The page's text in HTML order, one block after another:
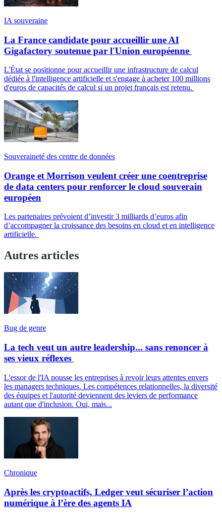
IA souveraine
La France candidate pour accueillir une AI
Gigafactory soutenue par l'Union européenne
L'État se positionne pour accueillir une infrastructure de calcul
dédiée à l'intelligence artificielle et s'engage à acheter 100 millions
d'euros de capacités de calcul si un projet français est retenu.
Souveraineté des centre de données
Orange et Morrison veulent créer une coentreprise
de data centers pour renforcer le cloud souverain
européen
Les partenaires prévoient d’investir 3 milliards d’euros afin
d’accompagner la croissance des besoins en cloud et en intelligence
artificielle.
Autres articles
Bug de genre
La tech veut un autre leadership... sans renoncer à
ses vieux réflexes
L'essor de l'IA pousse les entreprises à revoir leurs attentes envers
les managers techniques. Les compétences relationnelles, la diversité
des équipes et l'autorité deviennent des leviers de performance
autant que d'inclusion. Oui, mais...
Chronique
Après les cryptoactifs, Ledger veut sécuriser l’action
numérique à l’ère des agents IA